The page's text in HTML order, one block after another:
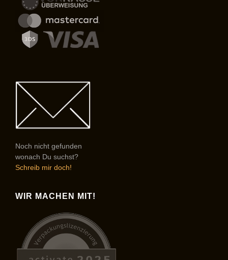
Noch nicht gefunden
wonach Du suchst?
Schreib mir doch!
WIR MACHEN MIT!